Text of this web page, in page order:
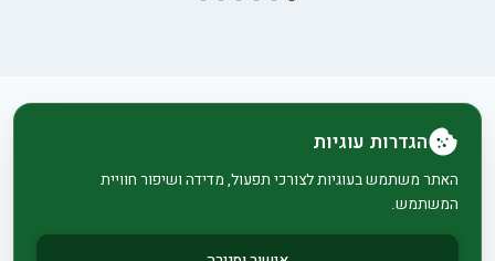
© 2026 בית וגן - WordPress Theme by
Kadence
הגדרות עוגיות
האתר משתמש בעוגיות לצורכי תפעול, מדידה ושיפור חוויית
המשתמש.